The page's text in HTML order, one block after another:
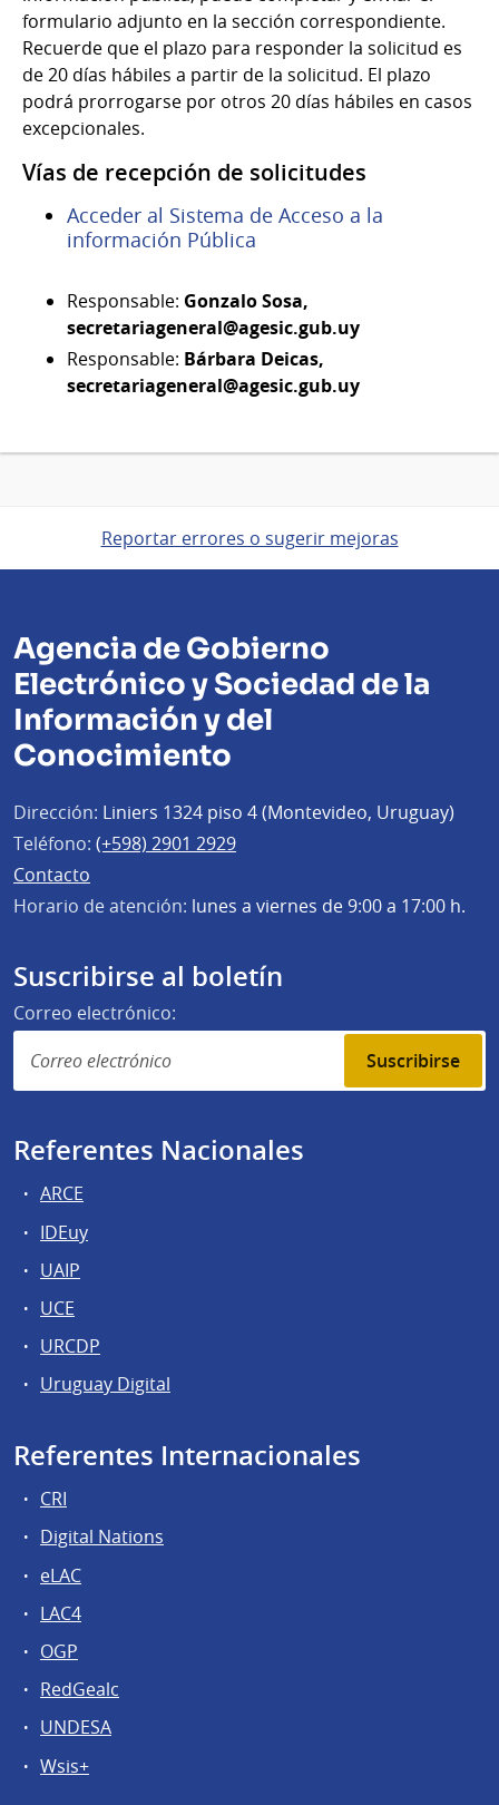
formulario adjunto en la sección correspondiente.
Recuerde que el plazo para responder la solicitud es
de 20 días hábiles a partir de la solicitud. El plazo
podrá prorrogarse por otros 20 días hábiles en casos
excepcionales.
Vías de recepción de solicitudes
Acceder al Sistema de Acceso a la
información Pública
Responsable: Gonzalo Sosa,
secretariageneral@agesic.gub.uy
Responsable: Bárbara Deicas,
secretariageneral@agesic.gub.uy
Reportar errores o sugerir mejoras
Agencia de Gobierno
Electrónico y Sociedad de la
Información y del
Conocimiento
Dirección: Liniers 1324 piso 4 (Montevideo, Uruguay)
Teléfono: (+598) 2901 2929
Contacto
Horario de atención: lunes a viernes de 9:00 a 17:00 h.
Suscribirse al boletín
Correo electrónico:
Suscribirse
Referentes Nacionales
ARCE
IDEuy
UAIP
UCE
URCDP
Uruguay Digital
Referentes Internacionales
CRI
Digital Nations
eLAC
LAC4
OGP
RedGealc
UNDESA
Wsis+